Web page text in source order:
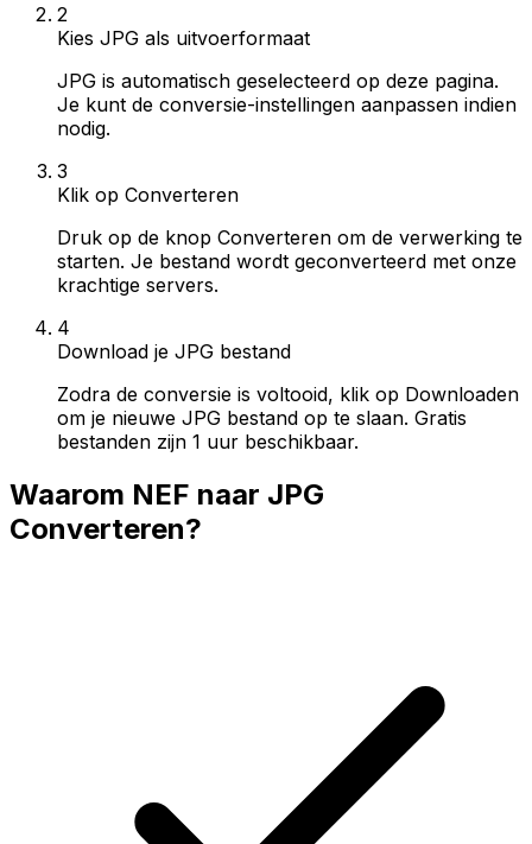
2
Kies JPG als uitvoerformaat
JPG is automatisch geselecteerd op deze pagina.
Je kunt de conversie-instellingen aanpassen indien
nodig.
3
Klik op Converteren
Druk op de knop Converteren om de verwerking te
starten. Je bestand wordt geconverteerd met onze
krachtige servers.
4
Download je JPG bestand
Zodra de conversie is voltooid, klik op Downloaden
om je nieuwe JPG bestand op te slaan. Gratis
bestanden zijn 1 uur beschikbaar.
Waarom NEF naar JPG
Converteren?